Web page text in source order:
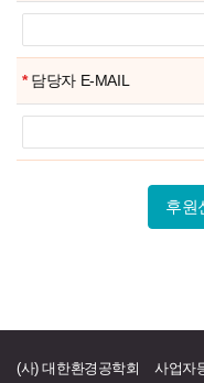
*담당자 E-MAIL
후원
(사) 대한환경공학회
사업자